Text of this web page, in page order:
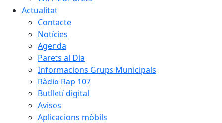
Actualitat
Contacte
Notícies
Agenda
Parets al Dia
Informacions Grups Municipals
Ràdio Rap 107
Butlletí digital
Avisos
Aplicacions mòbils